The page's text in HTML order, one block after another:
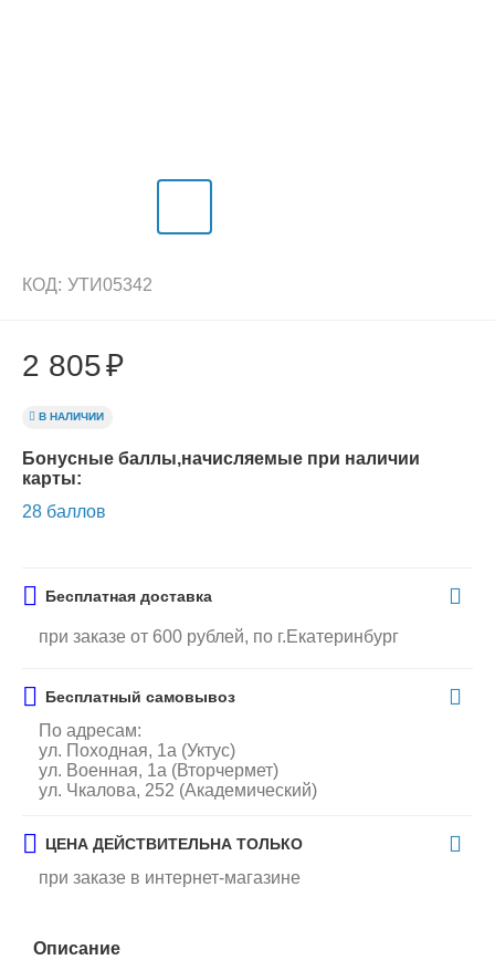
КОД: УТИ05342
2 805₽
В НАЛИЧИИ
Бонусные баллы,начисляемые при наличии
карты:
28 баллов
Бесплатная доставка
при заказе от 600 рублей, по г.Екатеринбург
Бесплатный самовывоз
По адресам:
ул. Походная, 1а (Уктус)
ул. Военная, 1а (Вторчермет)
ул. Чкалова, 252 (Академический)
ЦЕНА ДЕЙСТВИТЕЛЬНА ТОЛЬКО
при заказе в интернет-магазине
Описание